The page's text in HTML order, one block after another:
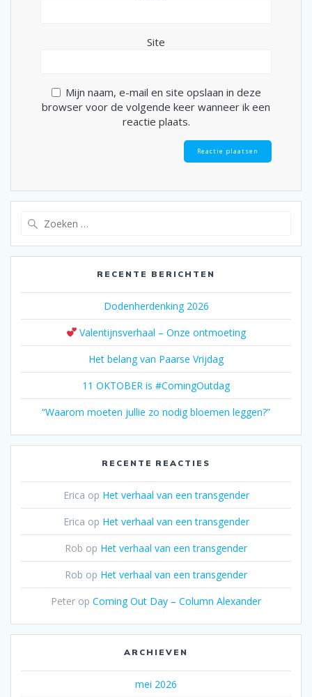
Site
Mijn naam, e-mail en site opslaan in deze
browser voor de volgende keer wanneer ik een
reactie plaats.
RECENTE BERICHTEN
Dodenherdenking 2026
Valentijnsverhaal – Onze ontmoeting
Het belang van Paarse Vrijdag
11 OKTOBER is #ComingOutdag
“Waarom moeten jullie zo nodig bloemen leggen?”
RECENTE REACTIES
Erica op Het verhaal van een transgender
Erica op Het verhaal van een transgender
Rob op Het verhaal van een transgender
Rob op Het verhaal van een transgender
Peter op Coming Out Day – Column Alexander
ARCHIEVEN
mei 2026